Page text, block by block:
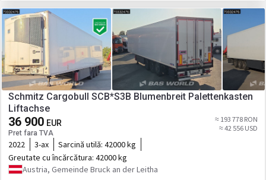
Schmitz Cargobull SCB*S3B Blumenbreit Palettenkasten
Liftachse
36 900 EUR
Pret fara TVA
≈ 193 778 RON
≈ 42 556 USD
2022 3-ax Sarcină utilă: 42000 kg
Greutate cu încărcătura: 42000 kg
Austria, Gemeinde Bruck an der Leitha